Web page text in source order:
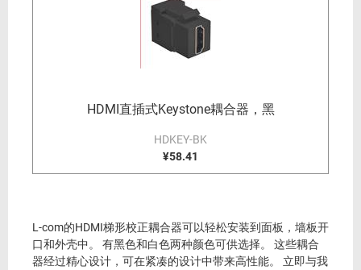
HDMI直插式Keystone耦合器，黑
HDKEY-BK
¥58.41
L-com的HDMI梯形校正耦合器可以轻松安装到面板，墙板开
口和外壳中。 有黑色和白色两种颜色可供选择。 这些耦合
器经过精心设计，可在紧凑的设计中带来高性能。 立即与我